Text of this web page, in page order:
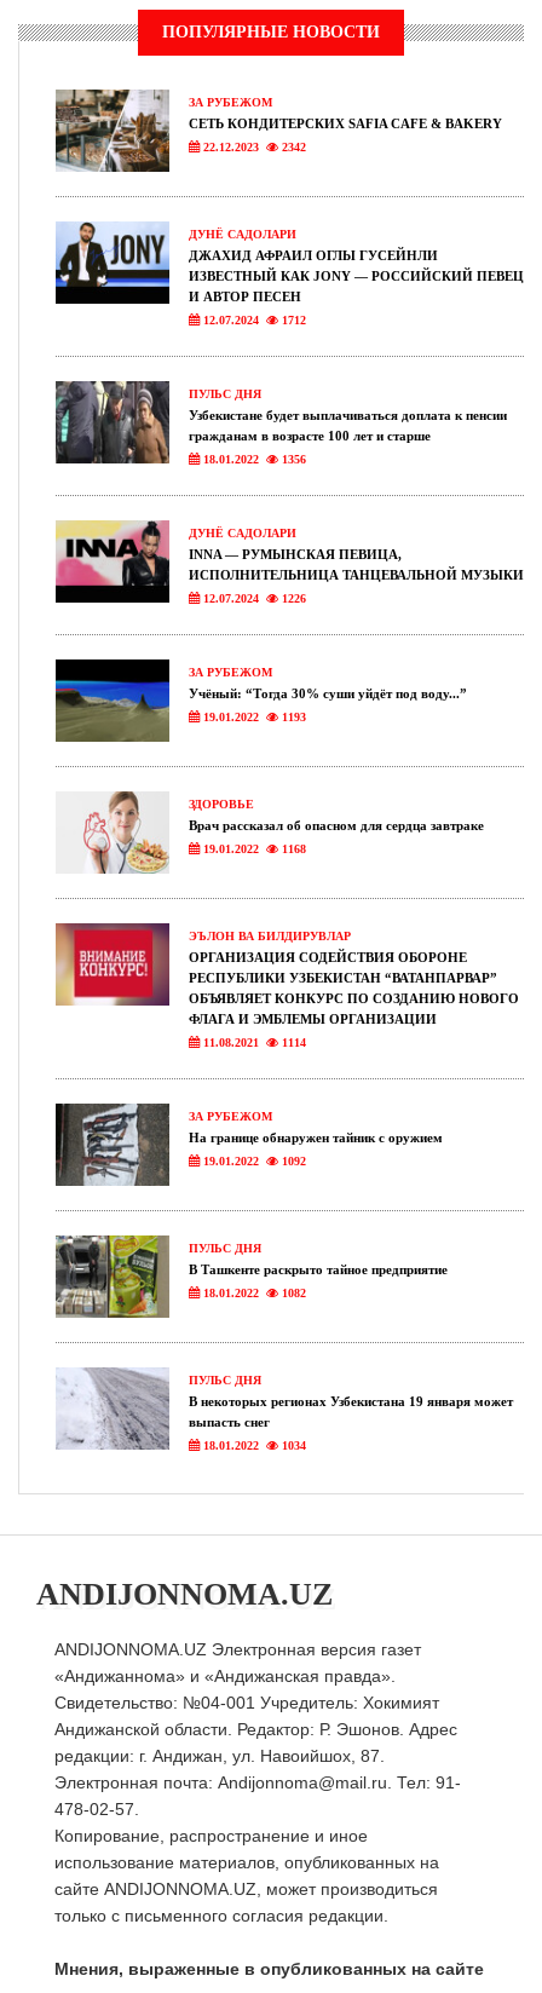
ПОПУЛЯРНЫЕ НОВОСТИ
ЗА РУБЕЖОМ
СЕТЬ КОНДИТЕРСКИХ SAFIA CAFE & BAKERY
22.12.2023 2342
ДУНЁ САДОЛАРИ
ДЖАХИД АФРАИЛ ОГЛЫ ГУСЕЙНЛИ
ИЗВЕСТНЫЙ КАК JONY — РОССИЙСКИЙ ПЕВЕЦ
И АВТОР ПЕСЕН
12.07.2024 1712
ПУЛЬС ДНЯ
Узбекистане будет выплачиваться доплата к пенсии
гражданам в возрасте 100 лет и старше
18.01.2022 1356
ДУНЁ САДОЛАРИ
INNA — РУМЫНСКАЯ ПЕВИЦА,
ИСПОЛНИТЕЛЬНИЦА ТАНЦЕВАЛЬНОЙ МУЗЫКИ
12.07.2024 1226
ЗА РУБЕЖОМ
Учёный: “Тогда 30% суши уйдёт под воду...”
19.01.2022 1193
ЗДОРОВЬЕ
Врач рассказал об опасном для сердца завтраке
19.01.2022 1168
ЭЪЛОН ВА БИЛДИРУВЛАР
ОРГАНИЗАЦИЯ СОДЕЙСТВИЯ ОБОРОНЕ
РЕСПУБЛИКИ УЗБЕКИСТАН “ВАТАНПАРВАР”
ОБЪЯВЛЯЕТ КОНКУРС ПО СОЗДАНИЮ НОВОГО
ФЛАГА И ЭМБЛЕМЫ ОРГАНИЗАЦИИ
11.08.2021 1114
ЗА РУБЕЖОМ
На границе обнаружен тайник с оружием
19.01.2022 1092
ПУЛЬС ДНЯ
В Ташкенте раскрыто тайное предприятие
18.01.2022 1082
ПУЛЬС ДНЯ
В некоторых регионах Узбекистана 19 января может
выпасть снег
18.01.2022 1034
ANDIJONNOMA.UZ
ANDIJONNOMA.UZ Электронная версия газет
«Андижаннома» и «Андижанская правда».
Свидетельство: №04-001 Учредитель: Хокимият
Андижанской области. Редактор: Р. Эшонов. Адрес
редакции: г. Андижан, ул. Навоийшох, 87.
Электронная почта: Andijonnoma@mail.ru. Тел: 91-
478-02-57.
Копирование, распространение и иное
использование материалов, опубликованных на
сайте ANDIJONNOMA.UZ, может производиться
только с письменного согласия редакции.
Мнения, выраженные в опубликованных на сайте